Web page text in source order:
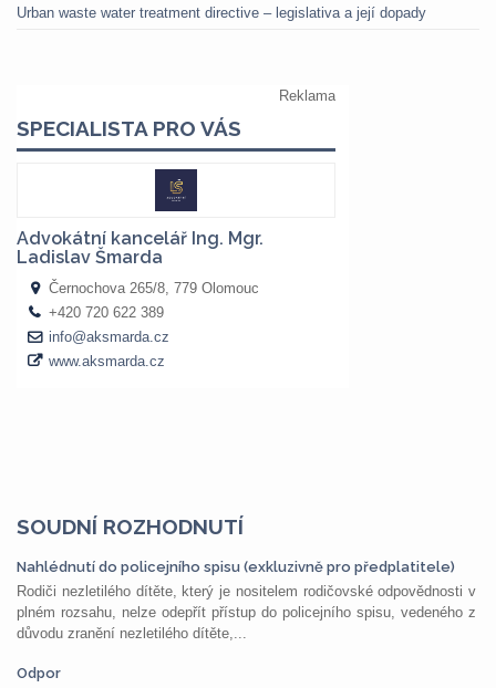
Urban waste water treatment directive – legislativa a její dopady
SOUDNÍ ROZHODNUTÍ
Nahlédnutí do policejního spisu (exkluzivně pro předplatitele)
Rodiči nezletilého dítěte, který je nositelem rodičovské odpovědnosti v
plném rozsahu, nelze odepřít přístup do policejního spisu, vedeného z
důvodu zranění nezletilého dítěte,...
Odpor